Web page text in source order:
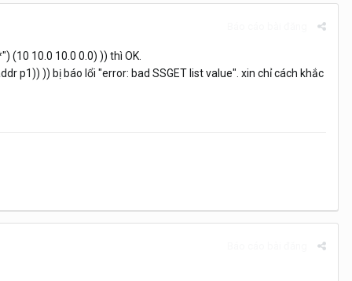
(10 10.0 10.0 0.0) )) thì OK.
p1)) )) bị báo lổi "error: bad SSGET list value". xin chỉ cách khắc